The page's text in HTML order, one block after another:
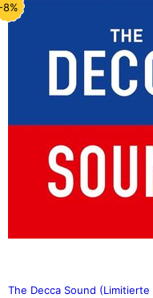
8%
The Decca Sound